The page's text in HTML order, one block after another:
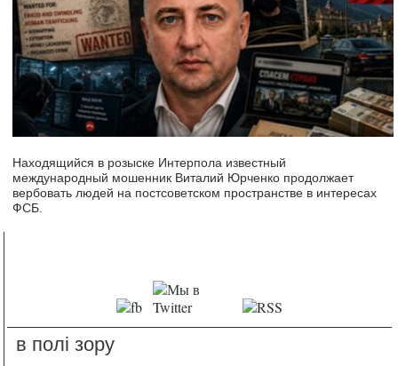
Находящийся в розыске Интерпола известный
международный мошенник Виталий Юрченко продолжает
вербовать людей на постсоветском пространстве в интересах
ФСБ.
в полі зору